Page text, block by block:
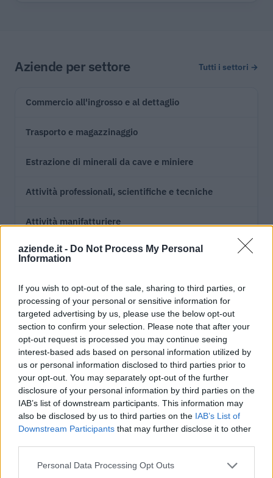
aziende.it - Do Not Process My Personal
Information
If you wish to opt-out of the sale, sharing to third parties, or
processing of your personal or sensitive information for
targeted advertising by us, please use the below opt-out
section to confirm your selection. Please note that after your
opt-out request is processed you may continue seeing
interest-based ads based on personal information utilized by
us or personal information disclosed to third parties prior to
your opt-out. You may separately opt-out of the further
disclosure of your personal information by third parties on the
IAB’s list of downstream participants. This information may
also be disclosed by us to third parties on the IAB’s List of
Downstream Participants that may further disclose it to other
Personal Data Processing Opt Outs
Aziende per settore Tutti i settori →
Commercio all'ingrosso e al dettaglio
Trasporto e magazzinaggio
Estrazione di minerali da cave e miniere
Attività professionali, scientifiche e tecniche
Attività manifatturiere
Attività finanziarie e assicurative
Noleggio, agenzie di viaggio, servizi di supporto alle
imprese
Sanita' e assistenza sociale
Agricoltura, silvicoltura e pesca
Servizi di informazione e comunicazione